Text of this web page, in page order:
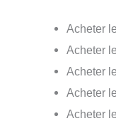
Acheter
Acheter
Acheter
Acheter
Acheter